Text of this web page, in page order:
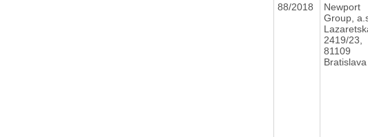
88/2018
Newport
Group,
2419/23,
81109
Bratislava